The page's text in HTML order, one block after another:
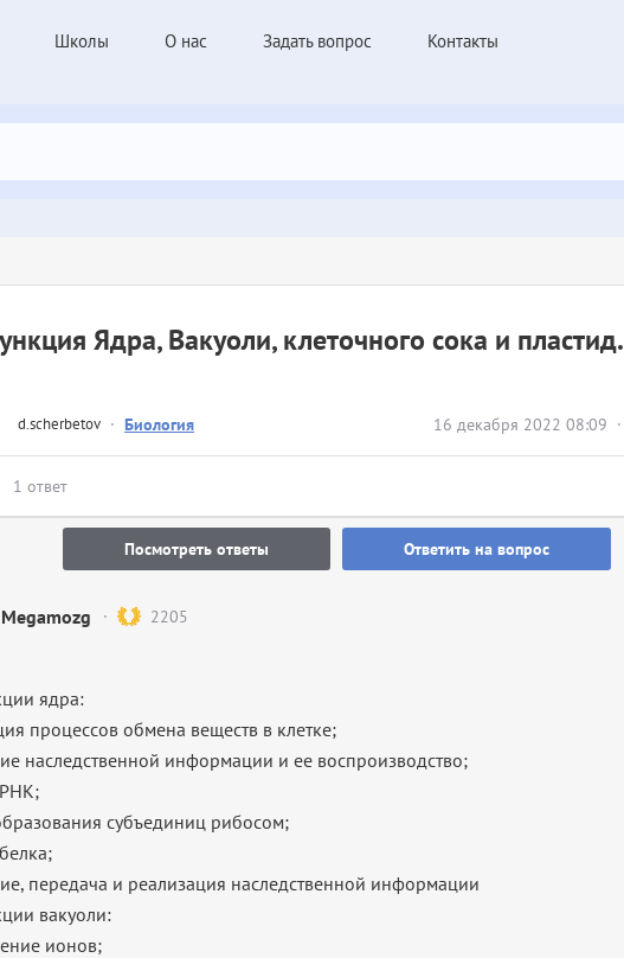
Школы О нас Задать вопрос Контакты
d.scherbetov · Биология 16 декабря 2022 08:09
Ядра, Вакуоли, клеточного сока и пластид.
1 ответ
Посмотреть ответы Ответить на вопрос
Megamozg 2205
ядра:
процессов обмена веществ в клетке;
наследственной информации и ее воспроизводство;
субъединиц рибосом;
передача и реализация наследственной информации
вакуоли:
ионов;